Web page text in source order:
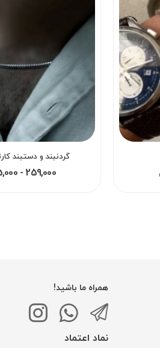
گردنبند و دستبند
259,000 - 395,000 تومان
همراه ما باشید!
نماد اعتماد